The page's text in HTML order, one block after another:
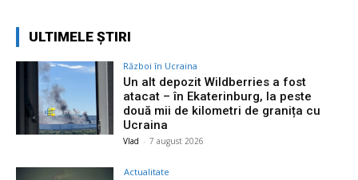
ULTIMELE ȘTIRI
Război în Ucraina
Un alt depozit Wildberries a fost
atacat – în Ekaterinburg, la peste
două mii de kilometri de granița cu
Ucraina
Vlad - 7 august 2026
Actualitate